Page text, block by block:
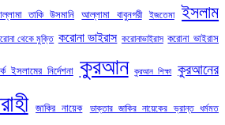
তাকি উসমানি আল্লামা বাবুনগরী ইজতেমা ইসলাম
থেকে মুক্তি করোনা ভাইরাস করোনাভাইরাস করোনা ভাইরাস
ইসলামের নির্দেশনা কুরআন কুরআন শিক্ষা কুরআনের
জাকির নায়েক ডাক্তার জাকির নায়েকের ভ্রান্ত ধর্মমত